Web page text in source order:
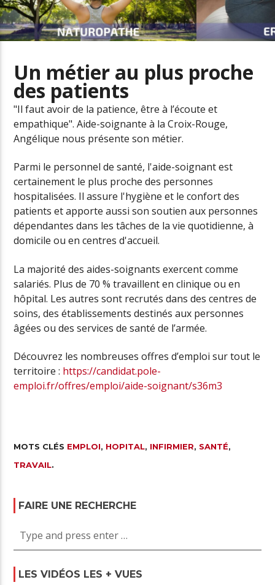
Naturopathe, un métier en fort
développement dans le secteur
de la santé
santé au
Un métier au plus proche
des patients
"Il faut avoir de la patience, être à l’écoute et
empathique". Aide-soignante à la Croix-Rouge,
Angélique nous présente son métier.
Parmi le personnel de santé, l'aide-soignant est
certainement le plus proche des personnes
hospitalisées. Il assure l'hygiène et le confort des
patients et apporte aussi son soutien aux personnes
dépendantes dans les tâches de la vie quotidienne, à
domicile ou en centres d'accueil.
La majorité des aides-soignants exercent comme
salariés. Plus de 70 % travaillent en clinique ou en
hôpital. Les autres sont recrutés dans des centres de
soins, des établissements destinés aux personnes
âgées ou des services de santé de l’armée.
Découvrez les nombreuses offres d’emploi sur tout le
territoire : https://candidat.pole-
emploi.fr/offres/emploi/aide-soignant/s36m3
MOTS CLÉS EMPLOI, HOPITAL, INFIRMIER, SANTÉ,
TRAVAIL.
FAIRE UNE RECHERCHE
LES VIDÉOS LES + VUES